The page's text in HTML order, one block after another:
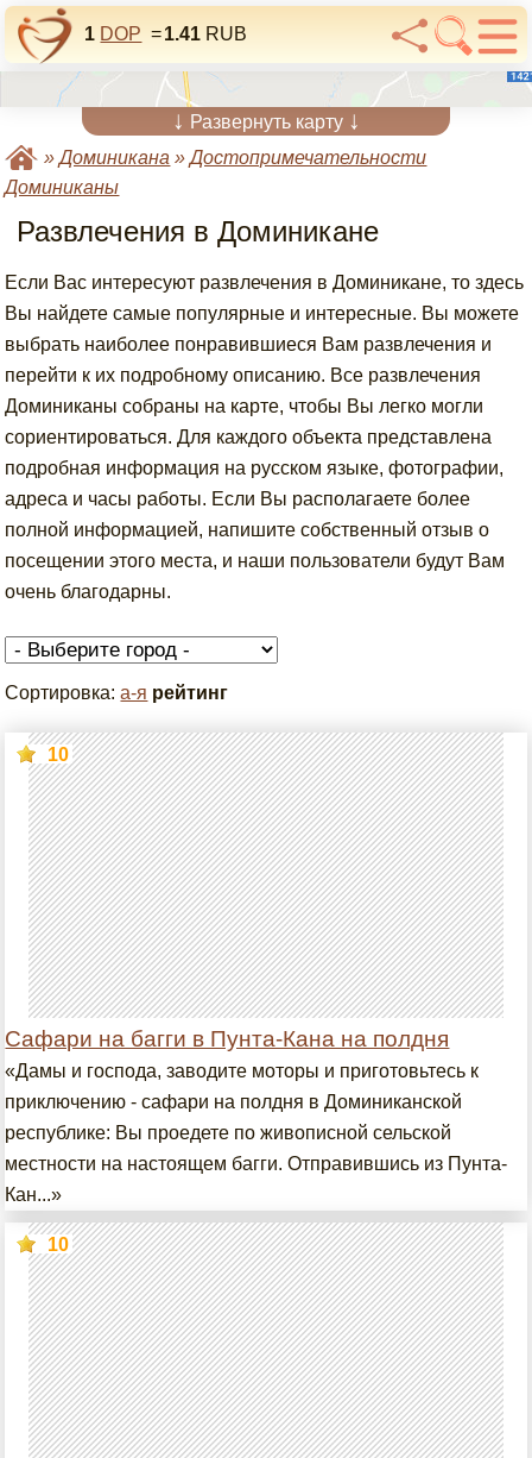
1 DOP =1.41 RUB
↓ Развернуть карту ↓
»Доминикана »Достопримечательности
Доминиканы
Развлечения в Доминикане
Если Вас интересуют развлечения в Доминикане, то здесь
Вы найдете самые популярные и интересные. Вы можете
выбрать наиболее понравившиеся Вам развлечения и
перейти к их подробному описанию. Все развлечения
Доминиканы собраны на карте, чтобы Вы легко могли
сориентироваться. Для каждого объекта представлена
подробная информация на русском языке, фотографии,
адреса и часы работы. Если Вы располагаете более
полной информацией, напишите собственный отзыв о
посещении этого места, и наши пользователи будут Вам
очень благодарны.
Сортировка:а-я рейтинг
Сафари на багги в Пунта-Кана на полдня
10
«Дамы и господа, заводите моторы и приготовьтесь к
приключению - сафари на полдня в Доминиканской
республике: Вы проедете по живописной сельской
местности на настоящем багги. Отправившись из Пунта-
Кан...»
10